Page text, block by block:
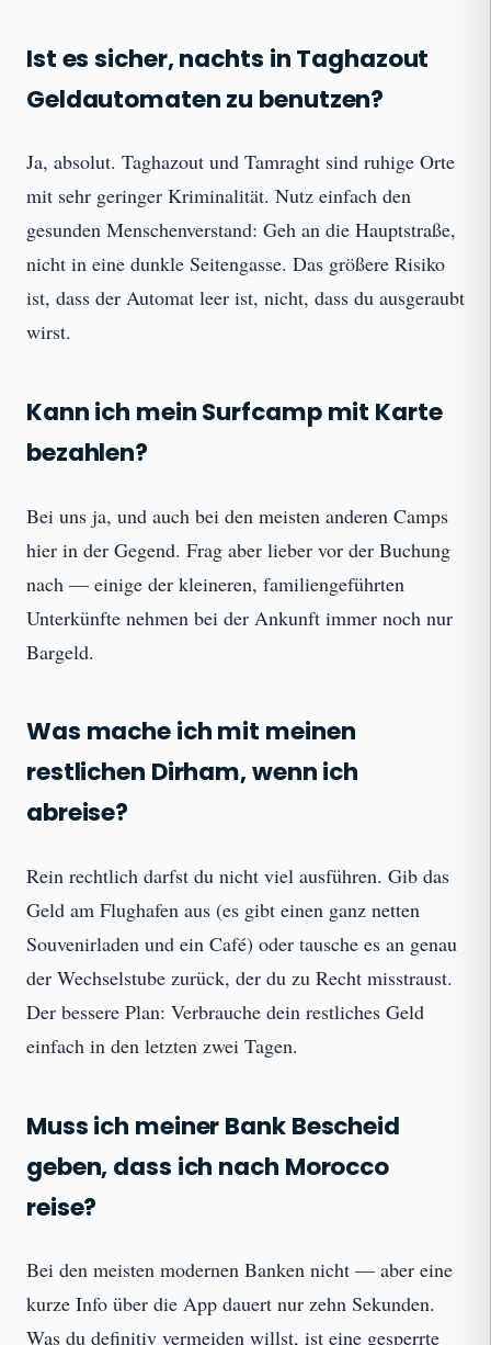
Ist es sicher, nachts in Taghazout
Geldautomaten zu benutzen?
Ja, absolut. Taghazout und Tamraght sind ruhige Orte
mit sehr geringer Kriminalität. Nutz einfach den
gesunden Menschenverstand: Geh an die Hauptstraße,
nicht in eine dunkle Seitengasse. Das größere Risiko
ist, dass der Automat leer ist, nicht, dass du ausgeraubt
wirst.
Kann ich mein Surfcamp mit Karte
bezahlen?
Bei uns ja, und auch bei den meisten anderen Camps
hier in der Gegend. Frag aber lieber vor der Buchung
nach — einige der kleineren, familiengeführten
Unterkünfte nehmen bei der Ankunft immer noch nur
Bargeld.
Was mache ich mit meinen
restlichen Dirham, wenn ich
abreise?
Rein rechtlich darfst du nicht viel ausführen. Gib das
Geld am Flughafen aus (es gibt einen ganz netten
Souvenirladen und ein Café) oder tausche es an genau
der Wechselstube zurück, der du zu Recht misstraust.
Der bessere Plan: Verbrauche dein restliches Geld
einfach in den letzten zwei Tagen.
Muss ich meiner Bank Bescheid
geben, dass ich nach Morocco
reise?
Bei den meisten modernen Banken nicht — aber eine
kurze Info über die App dauert nur zehn Sekunden.
Was du definitiv vermeiden willst, ist eine gesperrte